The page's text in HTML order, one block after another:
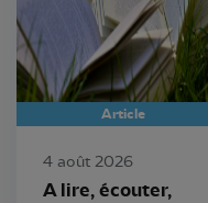
Article
4 août 2026
A lire, écouter,